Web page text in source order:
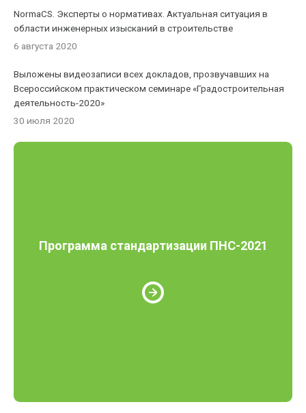
NormaCS. Эксперты о нормативах. Актуальная ситуация в
области инженерных изысканий в строительстве
6 августа 2020
Выложены видеозаписи всех докладов, прозвучавших на
Всероссийском практическом семинаре «Градостроительная
деятельность-2020»
30 июля 2020
Программа стандартизации ПНС-2021